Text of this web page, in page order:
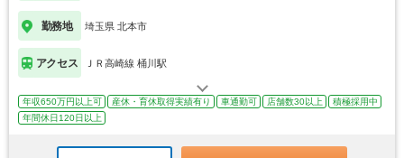
勤務地 埼玉県 北本市
アクセス ＪＲ高崎線 桶川駅
年収650万円以上可 産休・育休取得実績有り 車通勤可 店舗数30以上
積極採用中
年間休日120日以上